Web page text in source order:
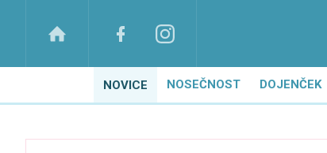
NOVICE NOSEČNOST DOJENČEK